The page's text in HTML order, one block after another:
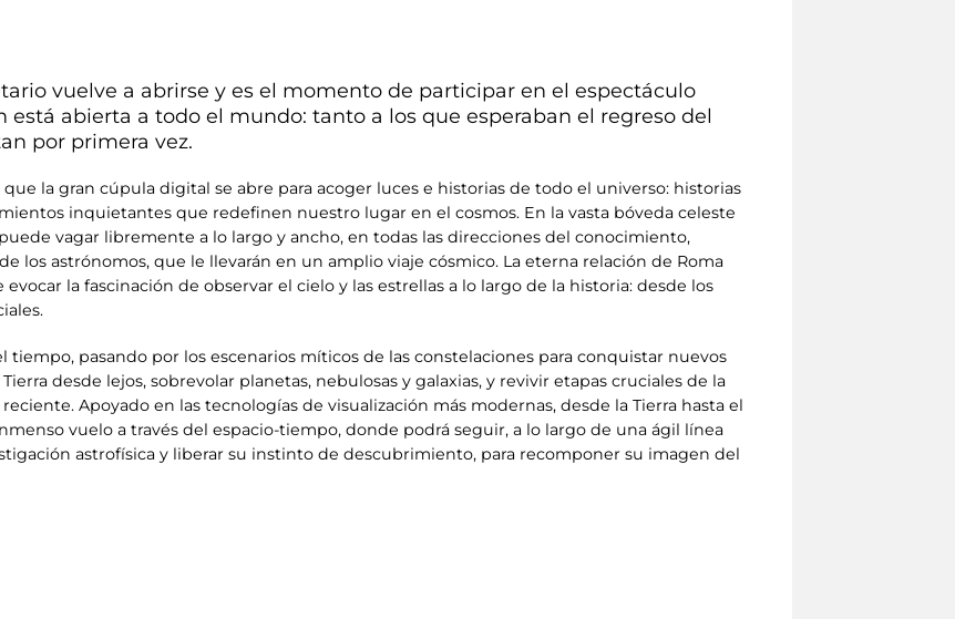
vuelve a abrirse y es el momento de participar en el espectáculo
abierta a todo el mundo: tanto a los que esperaban el regreso del
por primera vez.
la gran cúpula digital se abre para acoger luces e historias de todo el universo: historias
inquietantes que redefinen nuestro lugar en el cosmos. En la vasta bóveda celeste
vagar libremente a lo largo y ancho, en todas las direcciones del conocimiento,
los astrónomos, que le llevarán en un amplio viaje cósmico. La eterna relación de Roma
la fascinación de observar el cielo y las estrellas a lo largo de la historia: desde los
tiempo, pasando por los escenarios míticos de las constelaciones para conquistar nuevos
desde lejos, sobrevolar planetas, nebulosas y galaxias, y revivir etapas cruciales de la
Apoyado en las tecnologías de visualización más modernas, desde la Tierra hasta el
vuelo a través del espacio-tiempo, donde podrá seguir, a lo largo de una ágil línea
astrofísica y liberar su instinto de descubrimiento, para recomponer su imagen del